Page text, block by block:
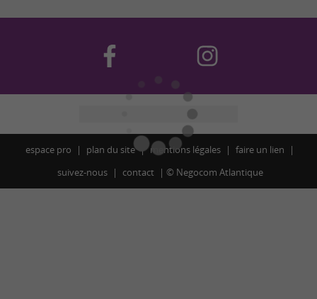
espace pro plan du site mentions légales
faire un lien
suivez-nous
contact © Negocom Atlantique